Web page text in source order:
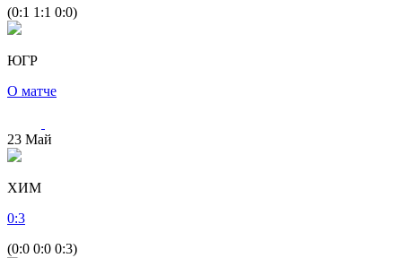
(0:1 1:1 0:0)
ЮГР
О матче
23 Май
ХИМ
0:3
(0:0 0:0 0:3)